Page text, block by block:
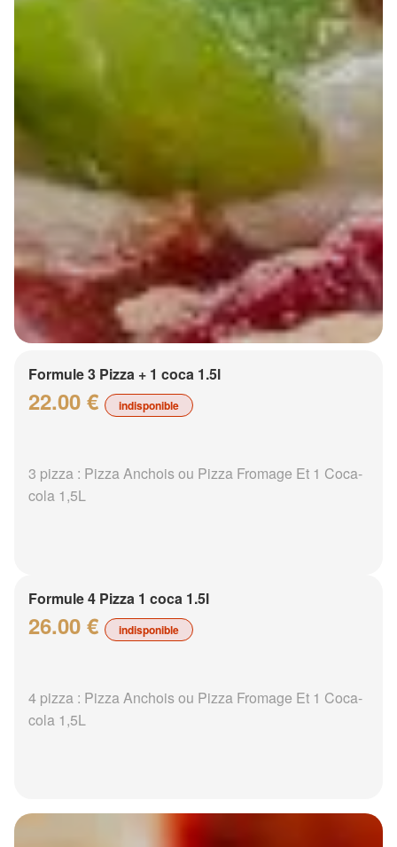
Formule 3 Pizza + 1 coca 1.5l
22.00 € indisponible
3 pizza : Pizza Anchois ou Pizza Fromage Et 1 Coca-
cola 1,5L
Formule 4 Pizza 1 coca 1.5l
26.00 € indisponible
4 pizza : Pizza Anchois ou Pizza Fromage Et 1 Coca-
cola 1,5L